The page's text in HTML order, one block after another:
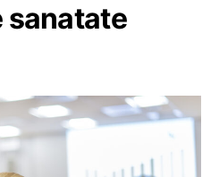
sanatate